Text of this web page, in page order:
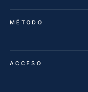
MÉTODO
ACCESO